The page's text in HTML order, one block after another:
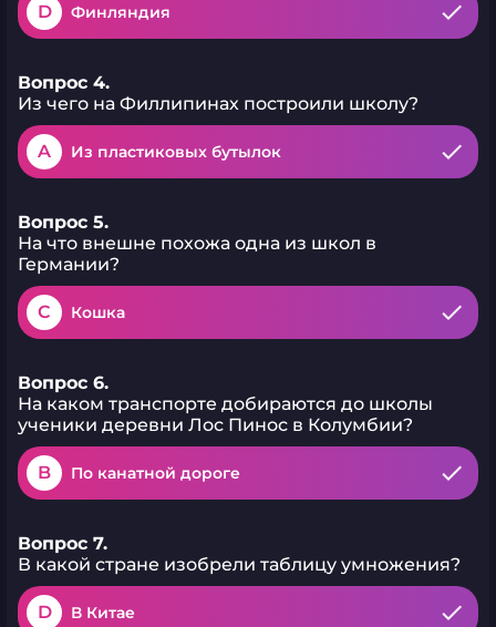
D Финляндия
Вопрос 4.
Из чего на Филлипинах построили школу?
A Из пластиковых бутылок
Вопрос 5.
На что внешне похожа одна из школ в
Германии?
C Кошка
Вопрос 6.
На каком транспорте добираются до школы
ученики деревни Лос Пинос в Колумбии?
B По канатной дороге
Вопрос 7.
В какой стране изобрели таблицу умножения?
D В Китае